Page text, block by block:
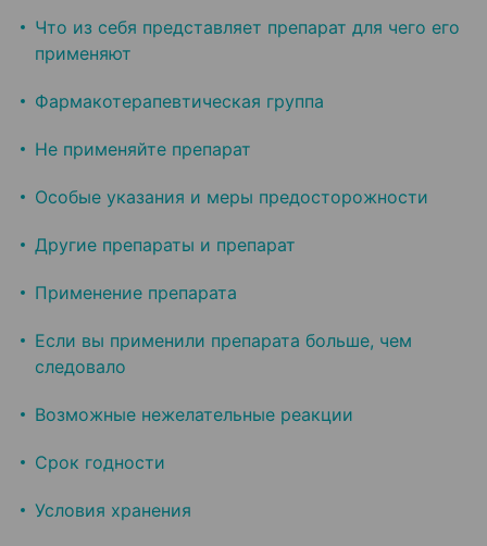
Что из себя представляет препарат для чего его
применяют
Фармакотерапевтическая группа
Не применяйте препарат
Особые указания и меры предосторожности
Другие препараты и препарат
Применение препарата
Если вы применили препарата больше, чем
следовало
Возможные нежелательные реакции
Срок годности
Условия хранения